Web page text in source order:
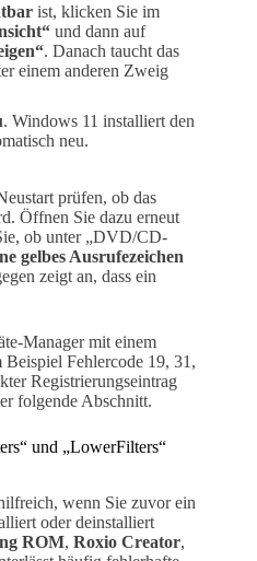
ist, klicken Sie im
und dann auf
. Danach taucht das
einem anderen Zweig
. Windows 11 installiert den
neu.
prüfen, ob das
Öffnen Sie dazu erneut
ob unter „DVD/CD-
gelbes Ausrufezeichen
zeigt an, dass ein
Manager mit einem
Fehlercode 19, 31,
Registrierungseintrag
folgende Abschnitt.
und „LowerFilters“
wenn Sie zuvor ein
oder deinstalliert
ROM, Roxio Creator,